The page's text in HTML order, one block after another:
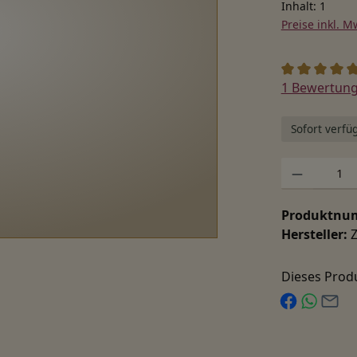
Inhalt: 1
Preise inkl.
1
Sofort
Hersteller:
Dieses